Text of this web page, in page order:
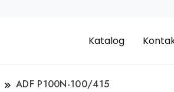
Katalog
ADF P100N-100/415